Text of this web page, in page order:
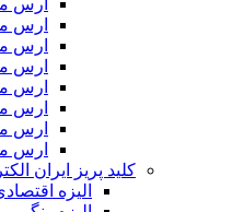
ارس
ارس
ارس
ارس
ارس
ارس
ارس
کلید پریز ایران
الیزه